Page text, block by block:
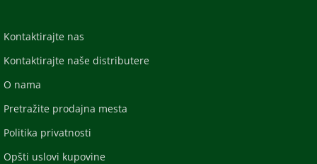
Kontaktirajte nas
Kontaktirajte naše distributere
O nama
Pretražite prodajna mesta
Politika privatnosti
Opšti uslovi kupovine